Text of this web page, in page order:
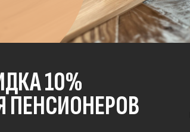
10%
ПЕНСИОНЕРОВ